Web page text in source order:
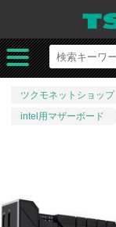
ツクモネットショップ
intel用マザーボード